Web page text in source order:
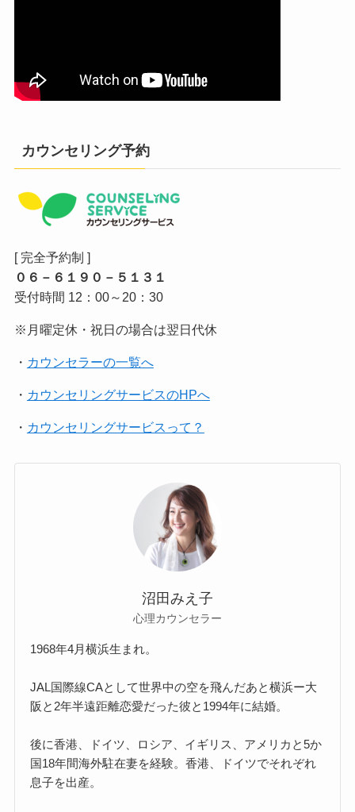
カウンセリング予約
[ 完全予約制 ]
０６－６１９０－５１３１
受付時間 12：00～20：30
※月曜定休・祝日の場合は翌日代休
・ カウンセラーの一覧へ
・ カウンセリングサービスのHPへ
・ カウンセリングサービスって？
沼田みえ子
心理カウンセラー
1968年4月横浜生まれ。
JAL国際線CAとして世界中の空を飛んだあと横浜ー大
阪と2年半遠距離恋愛だった彼と1994年に結婚。
後に香港、ドイツ、ロシア、イギリス、アメリカと5か
国18年間海外駐在妻を経験。香港、ドイツでそれぞれ
息子を出産。